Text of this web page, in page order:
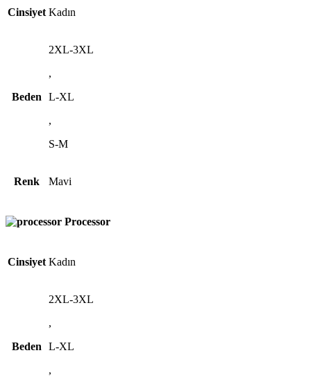
Cinsiyet Kadın
Beden
2XL-3XL
,
L-XL
,
S-M
Renk Mavi
Processor
Cinsiyet Kadın
Beden
2XL-3XL
,
L-XL
,